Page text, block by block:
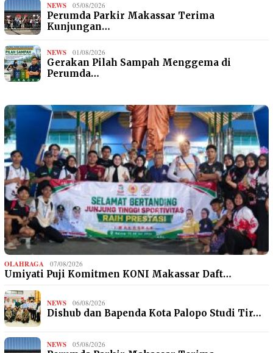
NEWS 05/08/2026
Perumda Parkir Makassar Terima
Kunjungan…
NEWS 01/08/2026
Gerakan Pilah Sampah Menggema di
Perumda…
OLAHRAGA 07/08/2026
Umiyati Puji Komitmen KONI Makassar Daft…
NEWS 06/08/2026
Dishub dan Bapenda Kota Palopo Studi Tir…
NEWS 05/08/2026